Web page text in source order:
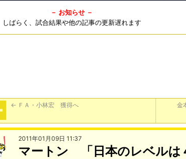
－ お知らせ －
しばらく、試合結果や他の記事の更新遅れます
← ＦＡ・小林宏 獲得へ 金
2011年01月09日 11:37
マートン 「日本のレベルは